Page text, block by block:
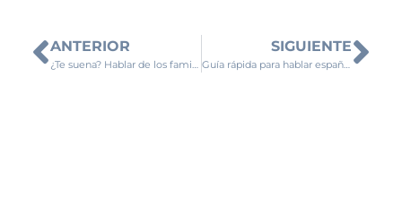
ANTERIOR SIGUIENTE
Guía rápida para hablar español en tus vacaciones en la playa